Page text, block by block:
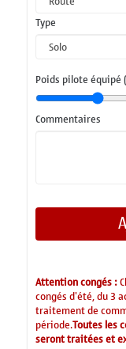
Type
Poids pilote équipé
Commentaires
Attention congés :
congés d'été, du 3
traitement de
période.Toutes les
seront traitées et